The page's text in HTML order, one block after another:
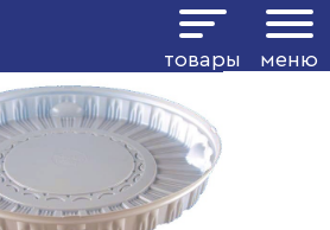
товары меню